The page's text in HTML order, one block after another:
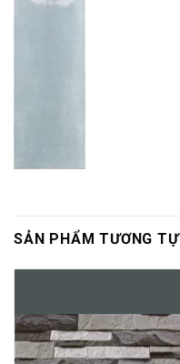
SẢN PHẨM TƯƠNG TỰ